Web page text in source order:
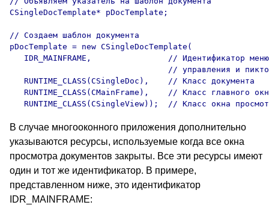
CSingleDocTemplate* pDocTemplate;
// Создаем шаблон документа
pDocTemplate = new CSingleDocTemplate(
IDR_MAINFRAME,                // Идентификатор
// управления и
   RUNTIME_CLASS(CSingleDoc),    // Класс документа
RUNTIME_CLASS(CMainFrame),    // Класс главного
В случае многооконного приложения дополнительно
указываются ресурсы, используемые когда все окна
просмотра документов закрыты. Все эти ресурсы имеют
один и тот же идентификатор. В примере,
представленном ниже, это идентификатор
IDR_MAINFRAME: